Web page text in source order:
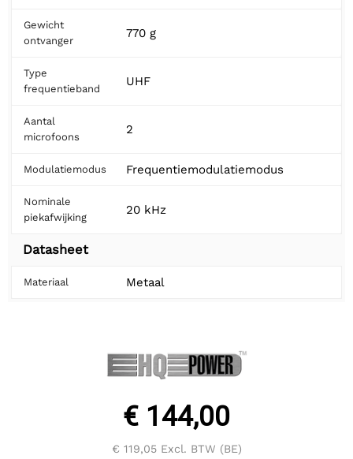
Gewicht
ontvanger
770 g
Type
frequentieband
UHF
Aantal
microfoons
2
Modulatiemodus Frequentiemodulatiemodus
Nominale
piekafwijking
20 kHz
Datasheet
Materiaal Metaal
€ 144,00
€ 119,05Excl. BTW (BE)